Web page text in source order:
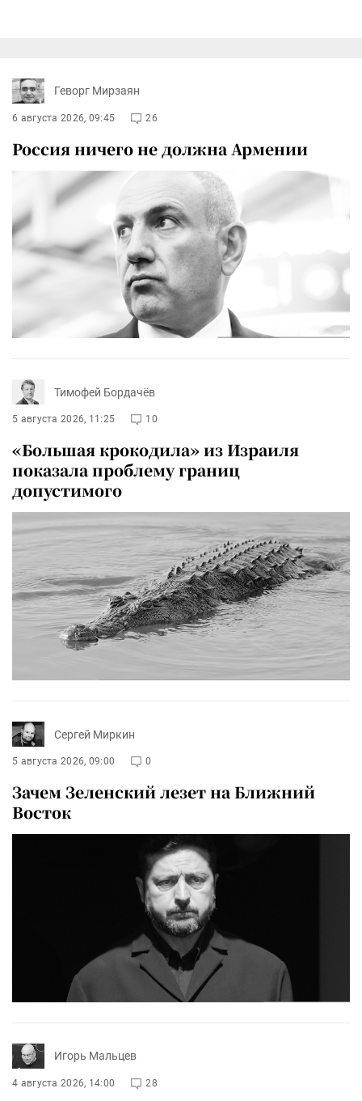
Геворг Мирзаян
6 августа 2026, 09:45 26
Россия ничего не должна Армении
Тимофей Бордачёв
5 августа 2026, 11:25 10
«Большая крокодила» из Израиля
показала проблему границ
допустимого
Сергей Миркин
5 августа 2026, 09:00 0
Зачем Зеленский лезет на Ближний
Восток
Игорь Мальцев
4 августа 2026, 14:00 28